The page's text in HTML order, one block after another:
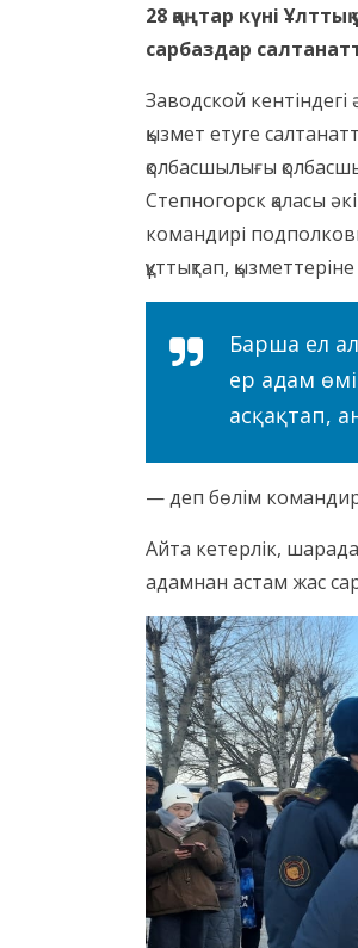
28 қаңтар күні
сарбаздар
Заводской
қызмет етуге
қолбасшылығы
Степногорск қаласы
командирі
құттықтап, қызметтеріне
Барша ел
ер адам
асқақтап,
— деп бөлім
Айта кетерлік,
адамнан астам жас